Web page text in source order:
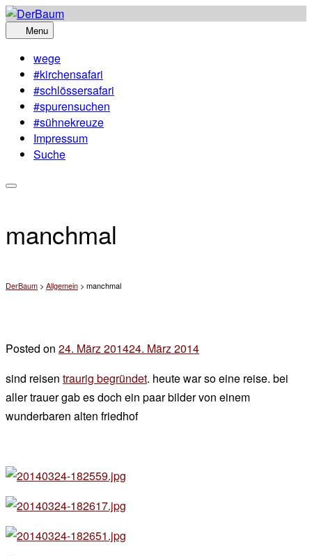
Skip
to
Menu
wege
#kirchensafari
#schlössersafari
#spurensuchen
#sühnekreuze
Impressum
Suche
manchmal
DerBaum > Allgemein > manchmal
Posted on 24. März 201424. März 2014
chef
sind reisen traurig begründet. heute war so eine reise. bei
aller trauer gab es doch ein paar bilder von einem
wunderbaren alten friedhof